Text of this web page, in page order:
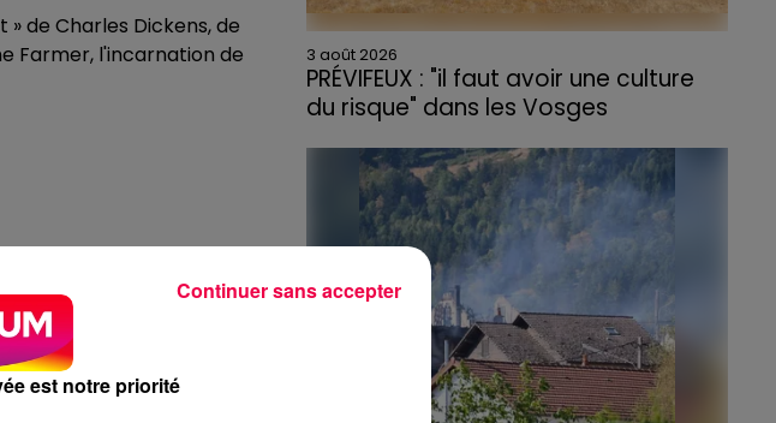
» de Charles Dickens, de
Farmer, l'incarnation de
3 août 2026
PRÉVIFEUX : "il faut avoir une culture
du risque" dans les Vosges
est notre priorité
Continuer sans accepter